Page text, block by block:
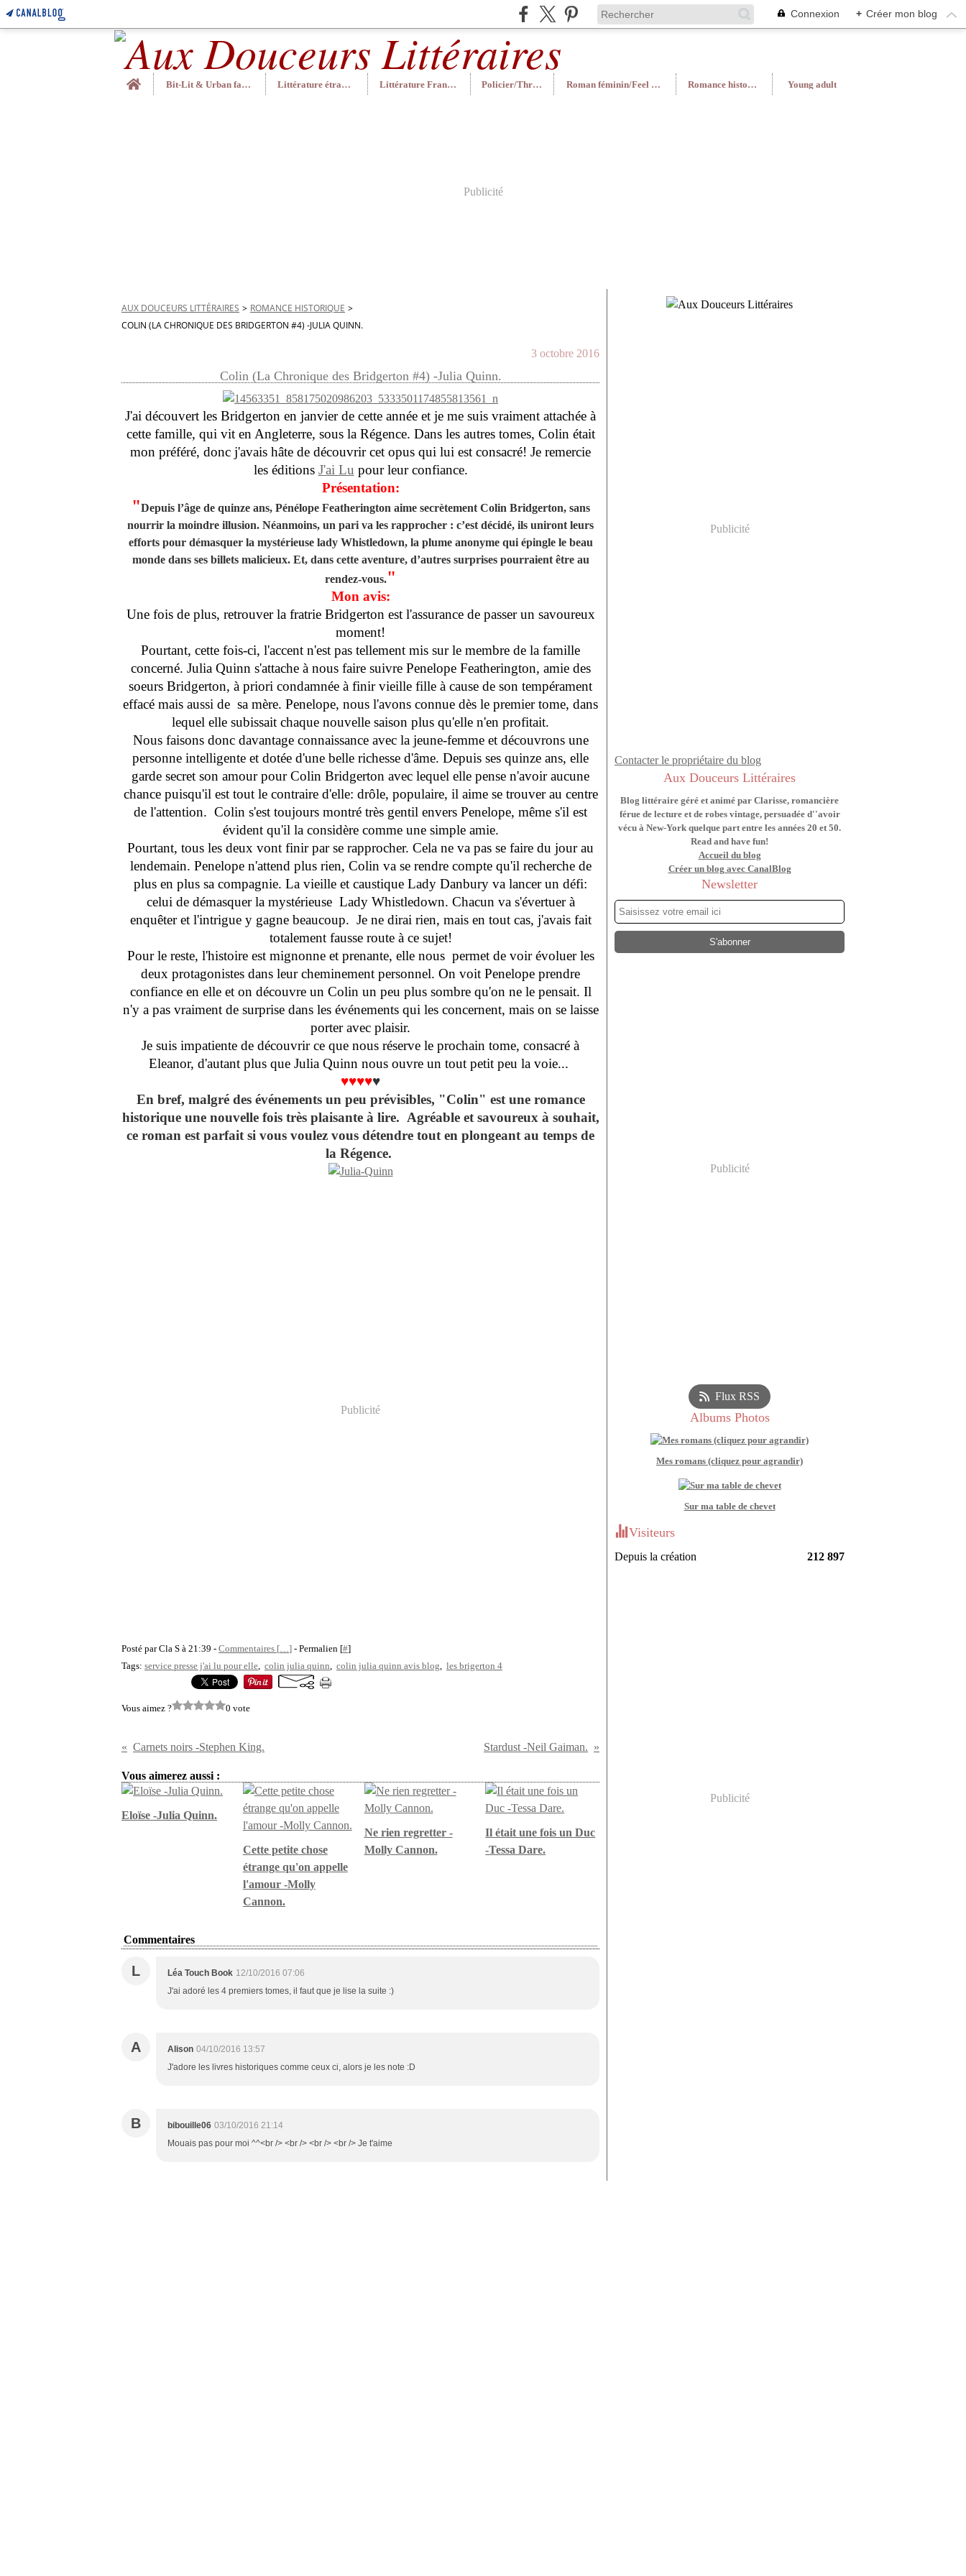
Connexion + Créer mon blog
Home
Bit-Lit & Urban fantasy Littérature étrangère Littérature Française Policier/Thriller Roman féminin/Feel Good Romance historique Young adult
Publicité
AUX DOUCEURS LITTÉRAIRES > ROMANCE HISTORIQUE >
COLIN (LA CHRONIQUE DES BRIDGERTON #4) -JULIA QUINN.
3 octobre 2016
Colin (La Chronique des Bridgerton #4) -Julia Quinn.
J'ai découvert les Bridgerton en janvier de cette année et je me suis vraiment attachée à
cette famille, qui vit en Angleterre, sous la Régence. Dans les autres tomes, Colin était
mon préféré, donc j'avais hâte de découvrir cet opus qui lui est consacré! Je remercie
les éditions J'ai Lu pour leur confiance.
Présentation:
"Depuis l’âge de quinze ans, Pénélope Featherington aime secrètement Colin Bridgerton, sans
nourrir la moindre illusion. Néanmoins, un pari va les rapprocher : c’est décidé, ils uniront leurs
efforts pour démasquer la mystérieuse lady Whistledown, la plume anonyme qui épingle le beau
monde dans ses billets malicieux. Et, dans cette aventure, d’autres surprises pourraient être au
rendez-vous."
Mon avis:
Une fois de plus, retrouver la fratrie Bridgerton est l'assurance de passer un savoureux
moment!
Pourtant, cette fois-ci, l'accent n'est pas tellement mis sur le membre de la famille
concerné. Julia Quinn s'attache à nous faire suivre Penelope Featherington, amie des
soeurs Bridgerton, à priori condamnée à finir vieille fille à cause de son tempérament
effacé mais aussi de sa mère. Penelope, nous l'avons connue dès le premier tome, dans
lequel elle subissait chaque nouvelle saison plus qu'elle n'en profitait.
Nous faisons donc davantage connaissance avec la jeune-femme et découvrons une
personne intelligente et dotée d'une belle richesse d'âme. Depuis ses quinze ans, elle
garde secret son amour pour Colin Bridgerton avec lequel elle pense n'avoir aucune
chance puisqu'il est tout le contraire d'elle: drôle, populaire, il aime se trouver au centre
de l'attention. Colin s'est toujours montré très gentil envers Penelope, même s'il est
évident qu'il la considère comme une simple amie.
Pourtant, tous les deux vont finir par se rapprocher. Cela ne va pas se faire du jour au
lendemain. Penelope n'attend plus rien, Colin va se rendre compte qu'il recherche de
plus en plus sa compagnie. La vieille et caustique Lady Danbury va lancer un défi:
celui de démasquer la mystérieuse Lady Whistledown. Chacun va s'évertuer à
enquêter et l'intrigue y gagne beaucoup. Je ne dirai rien, mais en tout cas, j'avais fait
totalement fausse route à ce sujet!
Pour le reste, l'histoire est mignonne et prenante, elle nous permet de voir évoluer les
deux protagonistes dans leur cheminement personnel. On voit Penelope prendre
confiance en elle et on découvre un Colin un peu plus sombre qu'on ne le pensait. Il
n'y a pas vraiment de surprise dans les événements qui les concernent, mais on se laisse
porter avec plaisir.
Je suis impatiente de découvrir ce que nous réserve le prochain tome, consacré à
Eleanor, d'autant plus que Julia Quinn nous ouvre un tout petit peu la voie...
♥♥♥♥♥
En bref, malgré des événements un peu prévisibles, "Colin" est une romance
historique une nouvelle fois très plaisante à lire. Agréable et savoureux à souhait,
ce roman est parfait si vous voulez vous détendre tout en plongeant au temps de
la Régence.
Publicité
Posté par Cla S à 21:39 - Commentaires […] - Permalien [#]
Tags: service presse j'ai lu pour elle, colin julia quinn, colin julia quinn avis blog, les brigerton 4
Vous aimez ? 0 vote
Carnets noirs -Stephen King. Stardust -Neil Gaiman.
Vous aimerez aussi :
Eloïse -Julia Quinn.
Cette petite chose
étrange qu'on appelle
l'amour -Molly
Cannon.
Ne rien regretter -
Molly Cannon.
Il était une fois un Duc
-Tessa Dare.
Commentaires
L Léa Touch Book 12/10/2016 07:06
J'ai adoré les 4 premiers tomes, il faut que je lise la suite :)
A Alison 04/10/2016 13:57
J'adore les livres historiques comme ceux ci, alors je les note :D
B bibouille06 03/10/2016 21:14
Mouais pas pour moi ^^<br /> <br /> <br /> <br /> Je t'aime
Publicité
Contacter le propriétaire du blog
Aux Douceurs Littéraires
Blog littéraire géré et animé par Clarisse, romancière
férue de lecture et de robes vintage, persuadée d''avoir
vécu à New-York quelque part entre les années 20 et 50.
Read and have fun!
Accueil du blog
Créer un blog avec CanalBlog
Newsletter
Publicité
Flux RSS
Albums Photos
Mes romans (cliquez pour agrandir)
Sur ma table de chevet
Visiteurs
Depuis la création 212 897
Publicité